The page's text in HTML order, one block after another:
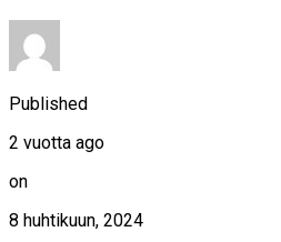
Published
2 vuotta ago
on
8 huhtikuun, 2024